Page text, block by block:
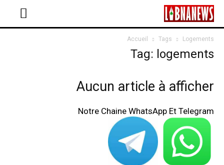
Accueil Tags Logements
Tag: logements
Aucun article à afficher
Notre Chaine WhatsApp Et Telegram